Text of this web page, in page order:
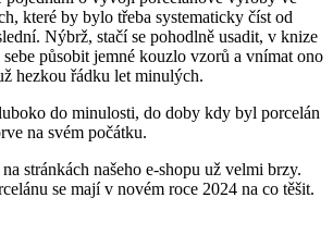
které by bylo třeba systematicky číst od
Nýbrž, stačí se pohodlně usadit, v knize
sebe působit jemné kouzlo vzorů a vnímat ono
hezkou řádku let minulých.
do minulosti, do doby kdy byl porcelán
na svém počátku.
stránkách našeho e-shopu už velmi brzy.
se mají v novém roce 2024 na co těšit.